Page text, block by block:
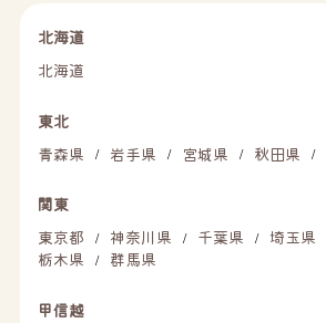
北海道
北海道
東北
青森県
/ 岩手県 / 宮城県 / 秋田県 /
関東
東京都
/ 神奈川県 / 千葉県 / 埼玉県
栃木県 / 群馬県
甲信越